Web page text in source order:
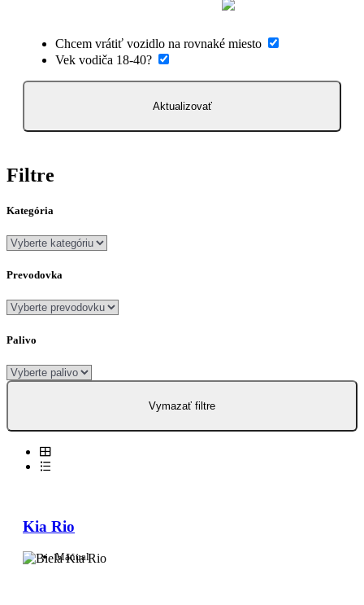
Chcem vrátiť vozidlo na rovnaké miesto
Vek vodiča 18-40?
Aktualizovať
Filtre
Kategória
Prevodovka
Palivo
Vymazať filtre
Kia Rio
Manual